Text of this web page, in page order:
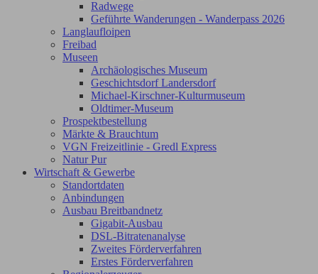
Radwege
Geführte Wanderungen - Wanderpass 2026
Langlaufloipen
Freibad
Museen
Archäologisches Museum
Geschichtsdorf Landersdorf
Michael-Kirschner-Kulturmuseum
Oldtimer-Museum
Prospektbestellung
Märkte & Brauchtum
VGN Freizeitlinie - Gredl Express
Natur Pur
Wirtschaft & Gewerbe
Standortdaten
Anbindungen
Ausbau Breitbandnetz
Gigabit-Ausbau
DSL-Bitratenanalyse
Zweites Förderverfahren
Erstes Förderverfahren